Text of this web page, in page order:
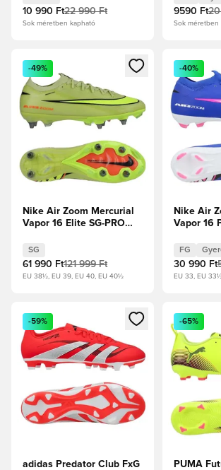
10 990 Ft22 990 Ft
Sok méretben kapható
Crimson
9590 Ft
Sok méretben
Megnyit egy modált a
-49%
Nike Air Zoom Mercurial
Vapor 16 Elite SG-PRO
Reflektorfényben/Volt/Hyper
Crimson
SG
61 990 Ft121 999 Ft
EU 38½, EU 39, EU 40, EU 40½
Megnyit
-40%
Nike Air
Vapor 16
FG
30 990 Ft
EU 33, EU
Megnyit egy modált a
-59%
adidas Predator Club FxG
Megnyit
-65%
PUMA